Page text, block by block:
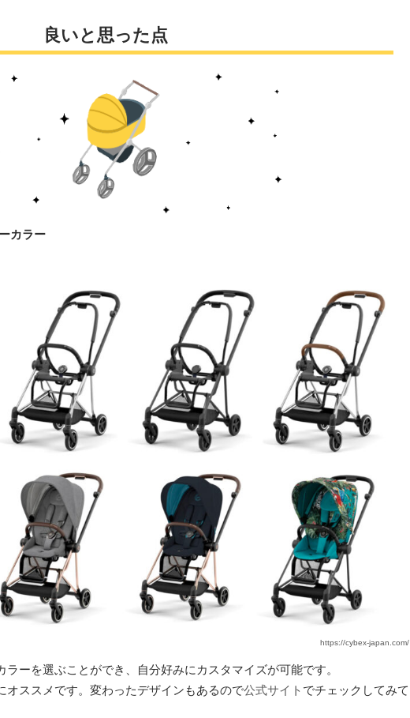
良いと思った点
カラー
https://cybex-japan.com/
ーを選ぶことができ、自分好みにカスタマイズが可能です。
オススメです。変わったデザインもあるので公式サイト でチェックしてみて